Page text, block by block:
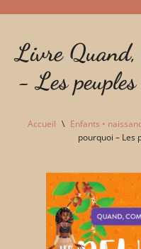
au
contenu
Livre Quand,
- Les
Accueil \ Enfants •
pourquoi – Les